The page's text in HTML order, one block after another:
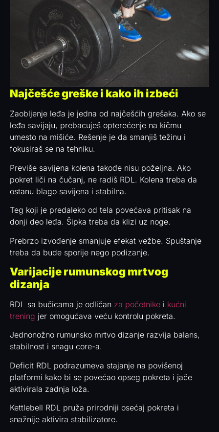
Najčešće greške i kako ih izbeći
Zaobljenje leđa je jedna od najčešćih grešaka. Ako se
leđa savijaju, prebacuješ opterećenje na kičmu
umesto na mišiće. Rešenje je da smanjiš težinu i
fokusiraš se na tehniku.
Previše savijena kolena takođe nisu poželjna. Ako
pokret liči na čučanj, ne radiš RDL. Kolena treba da
ostanu blago savijena i stabilna.
Teg koji je predaleko od tela povećava pritisak na
donji deo leđa. Šipka treba da klizi uz noge.
Prebrzo izvođenje smanjuje efekat vežbe. Spuštanje
treba da bude sporije nego podizanje.
Varijacije rumunskog mrtvog
dizanja
RDL sa bučicama je odličan za početnike i kućni
trening jer omogućava veću kontrolu pokreta.
Jednonožno rumunsko mrtvo dizanje razvija balans,
stabilnost i snagu core-a.
Deficit RDL podrazumeva stajanje na povišenoj
platformi kako bi se povećao opseg pokreta i jače
aktivirala zadnja loža.
Kettlebell RDL pruža prirodniji osećaj pokreta i
snažnije aktivira stabilizatore.